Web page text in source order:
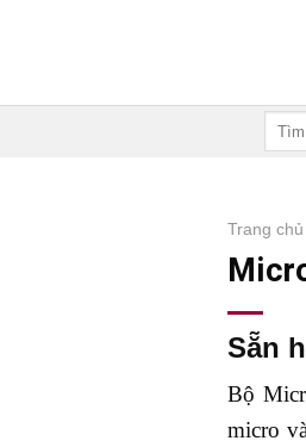
Trang chủ
Sẵn
Bộ
micro